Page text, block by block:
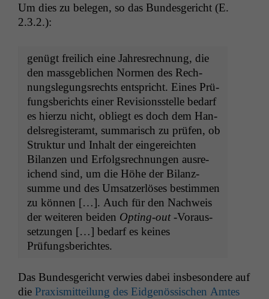
Um dies zu bele­gen, so das Bun­des­gericht (E.
2.3.2.):
genügt freilich eine Jahres­rech­nung, die
den mass­ge­blichen Nor­men des Rech­
nungsle­gungsrechts entspricht. Eines Prü­
fungs­berichts ein­er Revi­sion­sstelle bedarf
es hierzu nicht, obliegt es doch dem Han­
del­sreg­is­ter­amt, sum­marisch zu prüfen, ob
Struk­tur und Inhalt der ein­gere­icht­en
Bilanzen und Erfol­gsrech­nun­gen aus­re­
ichend sind, um die Höhe der Bilanz­
summe und des Umsatzer­lös­es bes­tim­men
zu kön­nen […]. Auch für den Nach­weis
der weit­eren bei­den Opt­ing-out‑Voraus­
set­zun­gen […] bedarf es keines
Prüfungsberichtes.
Das Bun­des­gericht ver­wies dabei ins­beson­dere auf
die Prax­is­mit­teilung des Eid­genös­sis­chen Amtes